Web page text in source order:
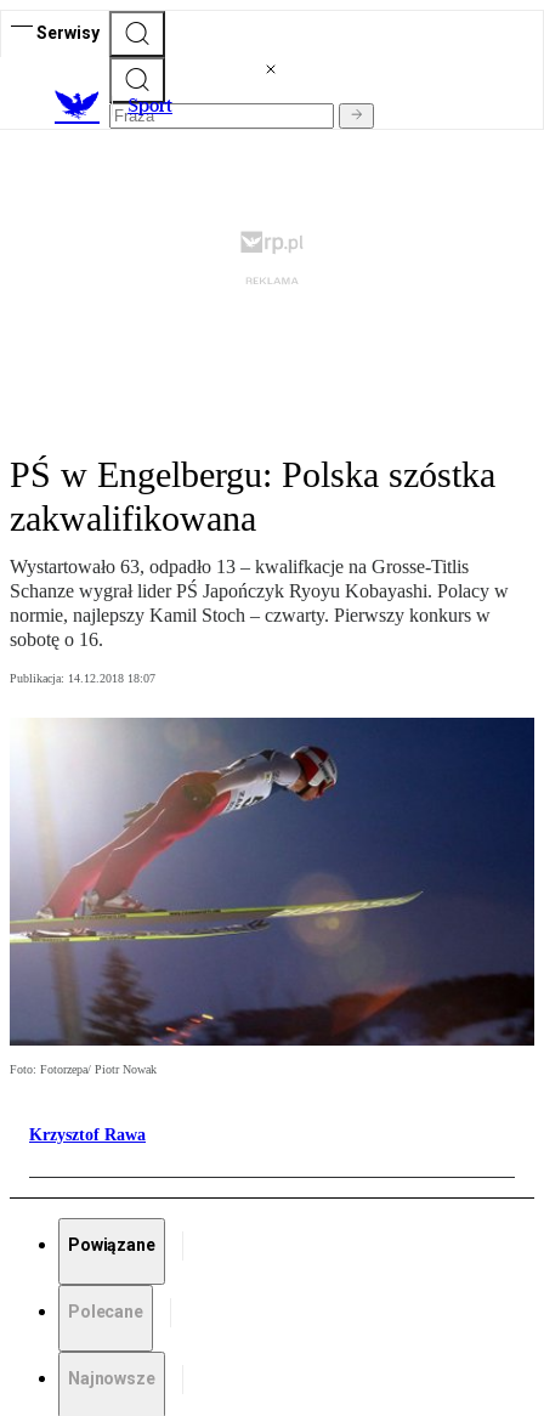
Serwisy
Sport
PŚ w Engelbergu: Polska szóstka
zakwalifikowana
Wystartowało 63, odpadło 13 – kwalifkacje na Grosse-Titlis
Schanze wygrał lider PŚ Japończyk Ryoyu Kobayashi. Polacy w
normie, najlepszy Kamil Stoch – czwarty. Pierwszy konkurs w
sobotę o 16.
Publikacja: 14.12.2018 18:07
Foto: Fotorzepa/ Piotr Nowak
Krzysztof Rawa
Powiązane
Polecane
Najnowsze